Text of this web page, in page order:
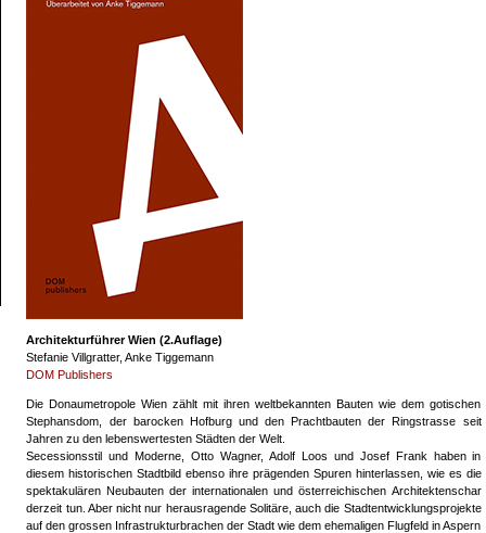
Architekturführer Wien (2.Auflage)
Stefanie Villgratter, Anke Tiggemann
DOM Publishers
Die Donaumetropole Wien zählt mit ihren weltbekannten Bauten wie dem gotischen
Stephansdom, der barocken Hofburg und den Prachtbauten der Ringstrasse seit
Jahren zu den lebenswertesten Städten der Welt.
Secessionsstil und Moderne, Otto Wagner, Adolf Loos und Josef Frank haben in
diesem historischen Stadtbild ebenso ihre prägenden Spuren hinterlassen, wie es die
spektakulären Neubauten der internationalen und österreichischen Architektenschar
derzeit tun. Aber nicht nur herausragende Solitäre, auch die Stadtentwicklungsprojekte
auf den grossen Infrastrukturbrachen der Stadt wie dem ehemaligen Flugfeld in Aspern